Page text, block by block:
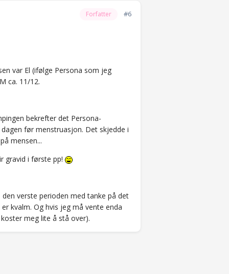
Forfatter #6
var El (ifølge Persona som jeg
ca. 11/12.
bekrefter det Persona-
før menstruasjon. Det skjedde i
mensen...
gravid i første pp!
verste perioden med tanke på det
kvalm. Og hvis jeg må vente enda
meg lite å stå over).